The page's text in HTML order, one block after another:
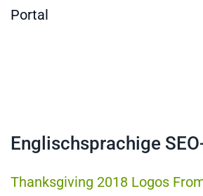
Portal
Englischsprachige
Thanksgiving 2018 Logos